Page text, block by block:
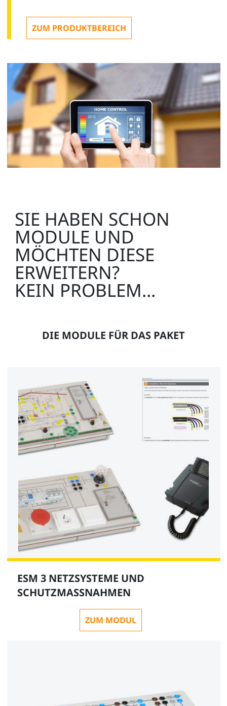
ZUM PRODUKTBEREICH
SIE HABEN SCHON
MODULE UND
MÖCHTEN DIESE
ERWEITERN?
KEIN PROBLEM...
DIE MODULE FÜR DAS PAKET
ESM 3 NETZSYSTEME UND
SCHUTZMASSNAHMEN
ZUM MODUL